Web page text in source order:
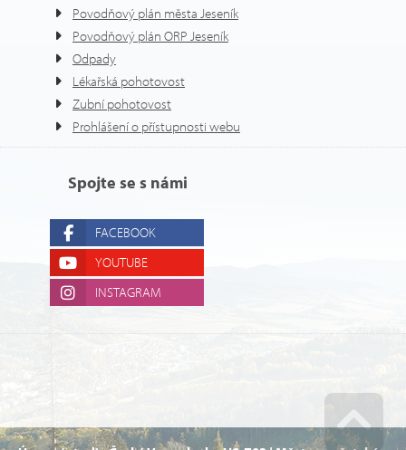
Povodňový plán města Jeseník
Povodňový plán ORP Jeseník
Odpady
Lékařská pohotovost
Zubní pohotovost
Prohlášení o přístupnosti webu
Spojte se s námi
FACEBOOK
YOUTUBE
INSTAGRAM